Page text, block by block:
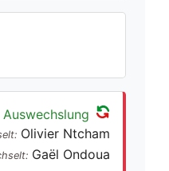
Auswechslung
Olivier Ntcham
Gaël Ondoua